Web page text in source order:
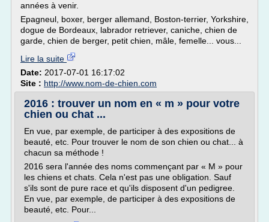
années à venir.
Epagneul, boxer, berger allemand, Boston-terrier, Yorkshire,
dogue de Bordeaux, labrador retriever, caniche, chien de
garde, chien de berger, petit chien, mâle, femelle... vous...
Lire la suite
Date: 2017-07-01 16:17:02
Site : http://www.nom-de-chien.com
2016 : trouver un nom en « m » pour votre
chien ou chat ...
En vue, par exemple, de participer à des expositions de
beauté, etc. Pour trouver le nom de son chien ou chat... à
chacun sa méthode !
2016 sera l'année des noms commençant par « M » pour
les chiens et chats. Cela n'est pas une obligation. Sauf
s'ils sont de pure race et qu'ils disposent d'un pedigree.
En vue, par exemple, de participer à des expositions de
beauté, etc. Pour...